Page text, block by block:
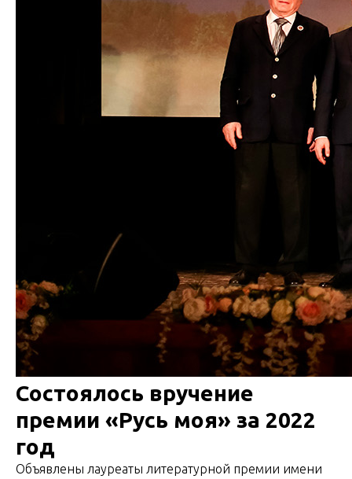
Состоялось вручение
премии «Русь моя» за 2022
год
Объявлены лауреаты литературной премии имени